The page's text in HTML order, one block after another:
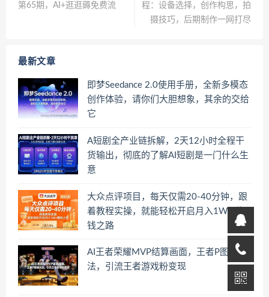
第65期，AI+逛逛薅免费流
程：设备选择，创作构思，拍
摄技巧，后期制作一网打尽
最新文章
即梦Seedance 2.0使用手册，全新多模态
创作体验，请你们大胆想象，其余的交给
它
A短剧全产业链拆解，2天12小时全程干
货输出，彻底的了解AI短剧是一门什么生
意
大众点评项目，每天仅需20-40分钟，跟
着教程实操，就能轻松开启月入1W+賺
钱之路
AI王者荣耀MVP结算画面，王者P图新玩
法，引流王者游戏粉变现